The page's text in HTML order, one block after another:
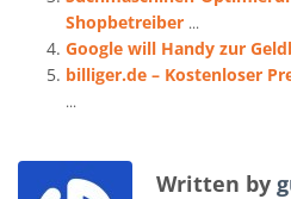
Shopbetreiber ...
Google will Handy zur
billiger.de – Kostenloser
...
Written by